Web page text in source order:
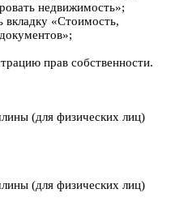
недвижимость»;
вкладку «Стоимость,
прав собственности.
(для физических лиц)
(для физических лиц)